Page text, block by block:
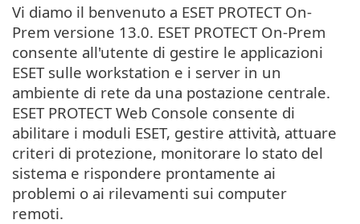
Vi diamo il benvenuto a ESET PROTECT On-
Prem versione 13.0. ESET PROTECT On-Prem
consente all'utente di gestire le applicazioni
ESET sulle workstation e i server in un
ambiente di rete da una postazione centrale.
ESET PROTECT Web Console consente di
abilitare i moduli ESET, gestire attività, attuare
criteri di protezione, monitorare lo stato del
sistema e rispondere prontamente ai
problemi o ai rilevamenti sui computer
remoti.